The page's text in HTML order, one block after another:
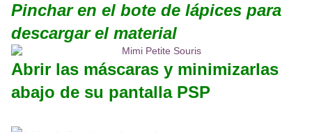
Pinchar en el bote de lápices para
descargar el material
Abrir las máscaras y minimizarlas
abajo de su pantalla PSP